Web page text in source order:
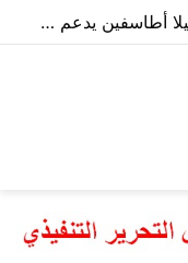
البوصلة التركية تتجه نحو اليمن.. أتيلا أطاسفين يدعم مسارات الشراكة الاقتصادية والاستثمارية